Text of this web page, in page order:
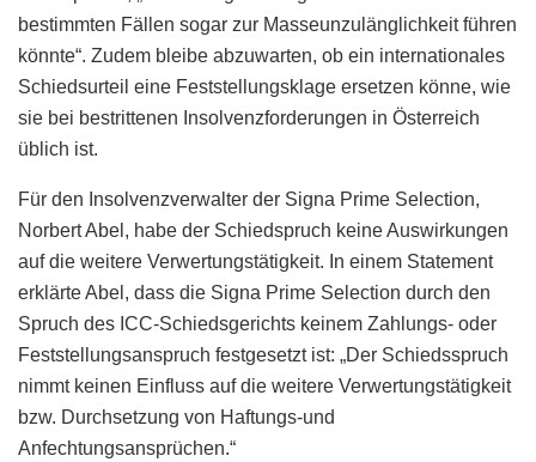
bestimmten Fällen sogar zur Masseunzulänglichkeit führen
könnte“. Zudem bleibe abzuwarten, ob ein internationales
Schiedsurteil eine Feststellungsklage ersetzen könne, wie
sie bei bestrittenen Insolvenzforderungen in Österreich
üblich ist.
Für den Insolvenzverwalter der Signa Prime Selection,
Norbert Abel, habe der Schiedspruch keine Auswirkungen
auf die weitere Verwertungstätigkeit. In einem Statement
erklärte Abel, dass die Signa Prime Selection durch den
Spruch des ICC-Schiedsgerichts keinem Zahlungs- oder
Feststellungsanspruch festgesetzt ist: „Der Schiedsspruch
nimmt keinen Einfluss auf die weitere Verwertungstätigkeit
bzw. Durchsetzung von Haftungs-und
Anfechtungsansprüchen.“